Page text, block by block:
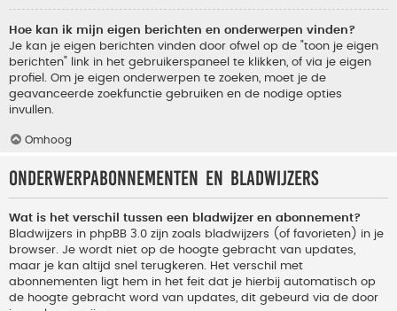
Hoe kan ik mijn eigen berichten en onderwerpen vinden?
Je kan je eigen berichten vinden door ofwel op de "toon je eigen
berichten" link in het gebruikerspaneel te klikken, of via je eigen
profiel. Om je eigen onderwerpen te zoeken, moet je de
geavanceerde zoekfunctie gebruiken en de nodige opties
invullen.
Omhoog
Onderwerpabonnementen en bladwijzers
Wat is het verschil tussen een bladwijzer en abonnement?
Bladwijzers in phpBB 3.0 zijn zoals bladwijzers (of favorieten) in je
browser. Je wordt niet op de hoogte gebracht van updates,
maar je kan altijd snel terugkeren. Het verschil met
abonnementen ligt hem in het feit dat je hierbij automatisch op
de hoogte gebracht word van updates, dit gebeurd via de door